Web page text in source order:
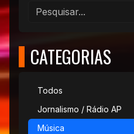
CATEGORIAS
Todos
Jornalismo / Rádio AP
Música